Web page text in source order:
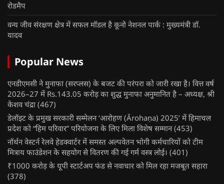
रोडमैप
वन्य जीव संरक्षण क्षेत्र में सफल मॉडल है कूनो नेशनल पार्क : मुख्यमंत्री डॉ.
यादव
Popular News
एनडीएमसी ने मुनाफा (सरप्लस) के बजट की परंपरा को जारी रखा है। वित्त वर्ष
2026–27 में Rs.143.05 करोड़ का शुद्ध मुनाफा अनुमानित है – अध्यक्ष, श्री
केशव चंद्रा (467)
डेलॉइट के प्रमुख सरकारी सम्मेलन ‘आरोहण (Ārohaṇa) 2025’ में हिमाचल
प्रदेश को “हिम परिवार” परियोजना के लिए मिला विशेष सम्मान (453)
नॉर्थन वेस्टर्न रेलवे हेडक्वार्टर में समस्त अल्पवेतन भोगी कर्मचारियों को टीम
मित्राय फाउंडेशन के सहयोग से वितरण की गई गर्म वस्त्र लोई। (401)
₹1000 करोड़ के यूपी स्टार्टअप फंड से नवाचार को मिल रहा मजबूत सहारा
(378)